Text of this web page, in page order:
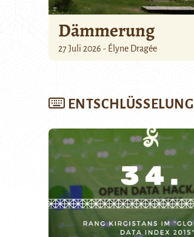
Dämmerung
27 Juli 2026 - Élyne Dragée
ENTSCHLÜSSELUNG